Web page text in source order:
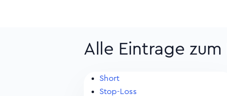
Alle Eintrage
Short
Stop-Loss